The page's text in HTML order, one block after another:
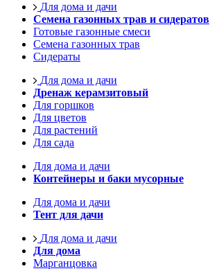
Для дома и дачи
Семена газонных трав и сидератов
Готовые газонные смеси
Семена газонных трав
Сидераты
Для дома и дачи
Дренаж керамзитовый
Для горшков
Для цветов
Для растений
Для сада
Для дома и дачи
Контейнеры и баки мусорные
Для дома и дачи
Тент для дачи
Для дома и дачи
Для дома
Марганцовка